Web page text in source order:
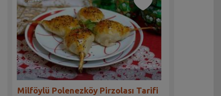
Milföylü Polenezköy Pirzolası Tarifi